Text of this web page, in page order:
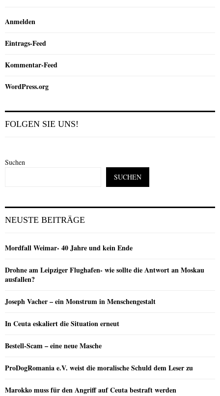
Anmelden
Eintrags-Feed
Kommentar-Feed
WordPress.org
FOLGEN SIE UNS!
Suchen
SUCHEN
NEUSTE BEITRÄGE
Mordfall Weimar- 40 Jahre und kein Ende
Drohne am Leipziger Flughafen- wie sollte die Antwort an Moskau
ausfallen?
Joseph Vacher – ein Monstrum in Menschengestalt
In Ceuta eskaliert die Situation erneut
Bestell-Scam – eine neue Masche
ProDogRomania e.V. weist die moralische Schuld dem Leser zu
Marokko muss für den Angriff auf Ceuta bestraft werden